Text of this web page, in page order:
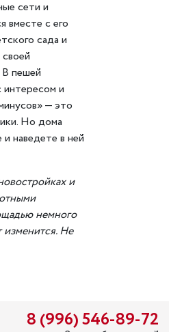
сети и
с его
сада и
пешей
и
— это
Но дома
наведете в ней
и
немного
Не
8 (996) 546-89-72